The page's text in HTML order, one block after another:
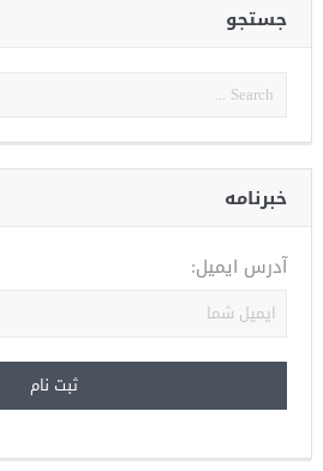
جستجو
خبرنامه
آدرس ایمیل: